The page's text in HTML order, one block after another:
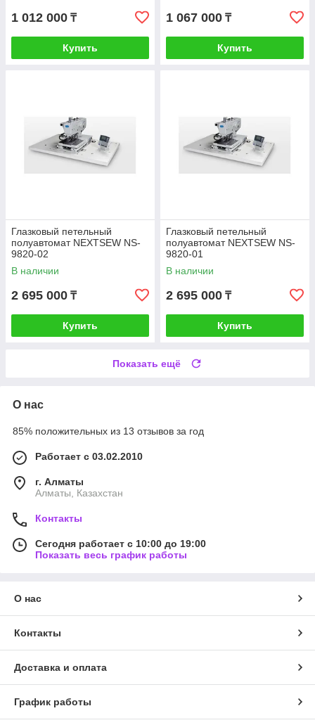
1 012 000 ₸
Купить
1 067 000 ₸
Купить
Глазковый петельный
полуавтомат NEXTSEW NS-
9820-02
В наличии
2 695 000 ₸
Купить
Глазковый петельный
полуавтомат NEXTSEW NS-
9820-01
В наличии
2 695 000 ₸
Купить
Показать ещё
О нас
85% положительных из 13 отзывов за год
Работает с 03.02.2010
г. Алматы
Алматы, Казахстан
Контакты
Сегодня работает с 10:00 до 19:00
Показать весь график работы
О нас
Контакты
Доставка и оплата
График работы